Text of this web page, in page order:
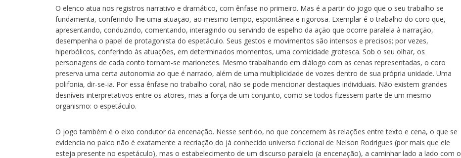
O elenco atua nos registros narrativo e dramático, com ênfase no primeiro. Mas é a partir do jogo que o seu trabalho se
fundamenta, conferindo-lhe uma atuação, ao mesmo tempo, espontânea e rigorosa. Exemplar é o trabalho do coro que,
apresentando, conduzindo, comentando, interagindo ou servindo de espelho da ação que ocorre paralela à narração,
desempenha o papel de protagonista do espetáculo. Seus gestos e movimentos são intensos e precisos; por vezes,
hiperbólicos, conferindo às atuações, em determinados momentos, uma comicidade grotesca. Sob o seu olhar, os
personagens de cada conto tornam-se marionetes. Mesmo trabalhando em diálogo com as cenas representadas, o coro
preserva uma certa autonomia ao que é narrado, além de uma multiplicidade de vozes dentro de sua própria unidade. Uma
polifonia, dir-se-ia. Por essa ênfase no trabalho coral, não se pode mencionar destaques individuais. Não existem grandes
desníveis interpretativos entre os atores, mas a força de um conjunto, como se todos fizessem parte de um mesmo
organismo: o espetáculo.
O jogo também é o eixo condutor da encenação. Nesse sentido, no que concernem às relações entre texto e cena, o que se
evidencia no palco não é exatamente a recriação do já conhecido universo ficcional de Nelson Rodrigues (por mais que ele
esteja presente no espetáculo), mas o estabelecimento de um discurso paralelo (a encenação), a caminhar lado a lado com o